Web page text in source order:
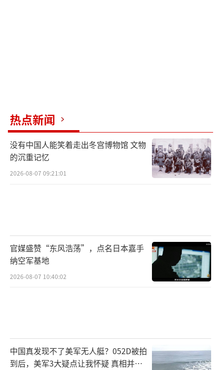
热点新闻
没有中国人能笑着走出冬宫博物馆 文物
的沉重记忆
2026-08-07 09:21:01
官媒盛赞“东风浩荡”，点名日本嘉手
纳空军基地
2026-08-07 10:40:02
中国真发现不了美军无人艇？052D被拍
到后，美军3大疑点让我怀疑 真相并非